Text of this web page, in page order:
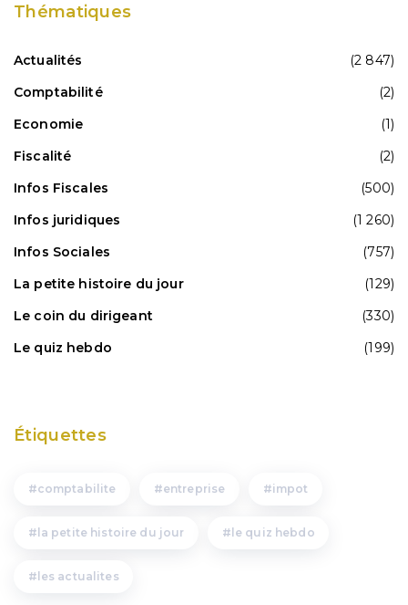
Thématiques
Actualités
(2 847)
Comptabilité
(2)
Economie
(1)
Fiscalité
(2)
Infos Fiscales
(500)
Infos juridiques
(1 260)
Infos Sociales
(757)
La petite histoire du jour
(129)
Le coin du dirigeant
(330)
Le quiz hebdo
(199)
Étiquettes
comptabilite entreprise impot
la petite histoire du jour le quiz hebdo
les actualites